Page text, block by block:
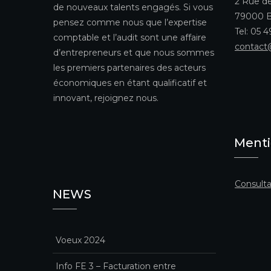
de nouveaux talents engagés. Si vous
pensez comme nous que l’expertise
comptable et l’audit sont une affaire
d’entrepreneurs et que nous sommes
les premiers partenaires des acteurs
économiques en étant qualificatif et
innovant, rejoignez nous.
NEWS
Voeux 2024
Info FE 3 – Facturation entre
79000
Tel: 05